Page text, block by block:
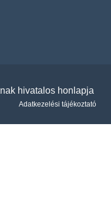
hivatalos honlapja
Adatkezelési tájékoztató